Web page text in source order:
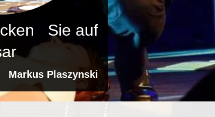
Sie auf
Eleasar
Markus Plaszynski